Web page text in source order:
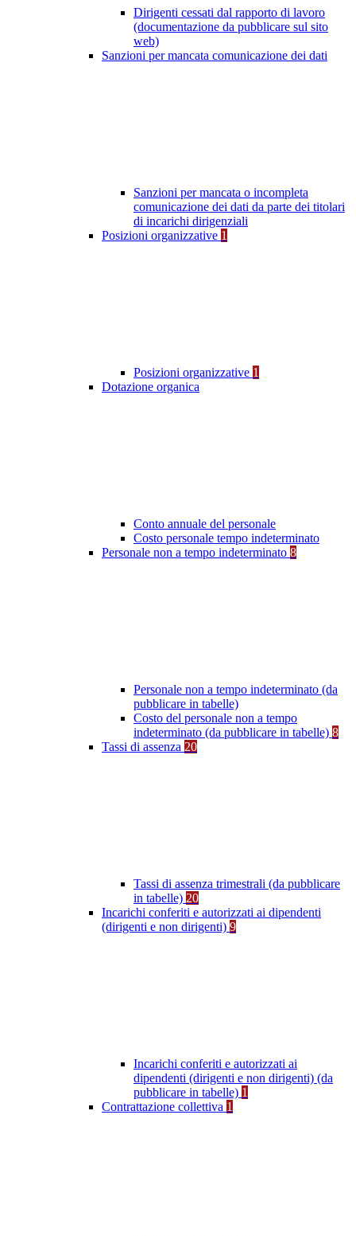
Dirigenti cessati dal rapporto di lavoro
(documentazione da pubblicare sul sito
web)
Sanzioni per mancata comunicazione dei dati
Sanzioni per mancata o incompleta
comunicazione dei dati da parte dei titolari
di incarichi dirigenziali
Posizioni organizzative 1
Posizioni organizzative 1
Dotazione organica
Conto annuale del personale
Costo personale tempo indeterminato
Personale non a tempo indeterminato 8
Personale non a tempo indeterminato (da
pubblicare in tabelle)
Costo del personale non a tempo
indeterminato (da pubblicare in tabelle) 8
Tassi di assenza 20
Tassi di assenza trimestrali (da pubblicare
in tabelle) 20
Incarichi conferiti e autorizzati ai dipendenti
(dirigenti e non dirigenti) 9
Incarichi conferiti e autorizzati ai
dipendenti (dirigenti e non dirigenti) (da
pubblicare in tabelle) 1
Contrattazione collettiva 1